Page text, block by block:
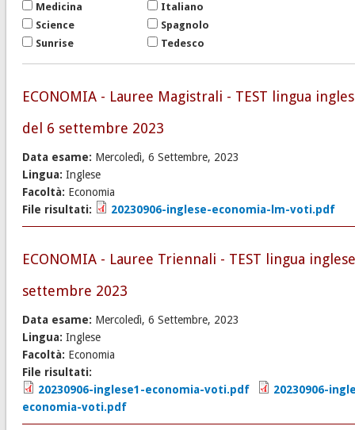
Medicina
Science
Sunrise
Italiano
Spagnolo
Tedesco
ECONOMIA - Lauree Magistrali - TEST lingua
del 6 settembre 2023
Data esame: Mercoledì, 6 Settembre, 2023
Lingua: Inglese
Facoltà: Economia
File risultati:
20230906-inglese-economia-lm-voti.pdf
ECONOMIA - Lauree Triennali - TEST lingua
settembre 2023
Data esame: Mercoledì, 6 Settembre, 2023
Lingua: Inglese
Facoltà: Economia
File risultati:
20230906-inglese1-economia-voti.pdf
20230906-
economia-voti.pdf